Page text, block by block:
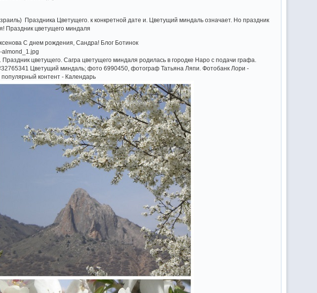
Праздника Цветущего. к конкретной дате и. Цветущий миндаль означает. Но праздник
Праздник цветущего миндаля
С днем рождения, Сандра! Блог Ботинок
цветущего. Сагра цветущего миндаля родилась в городке Наро с подачи графа.
Цветущий миндаль; фото 6990450, фотограф Татьяна Ляпи. Фотобанк Лори -
контент - Календарь